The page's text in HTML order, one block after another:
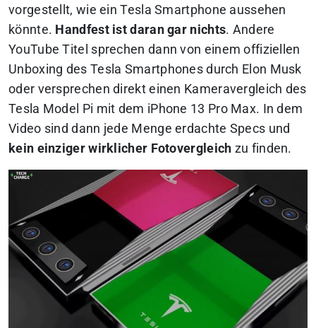
vorgestellt, wie ein Tesla Smartphone aussehen
könnte. Handfest ist daran gar nichts. Andere
YouTube Titel sprechen dann von einem offiziellen
Unboxing des Tesla Smartphones durch Elon Musk
oder versprechen direkt einen Kameravergleich des
Tesla Model Pi mit dem iPhone 13 Pro Max. In dem
Video sind dann jede Menge erdachte Specs und
kein einziger wirklicher Fotovergleich zu finden.